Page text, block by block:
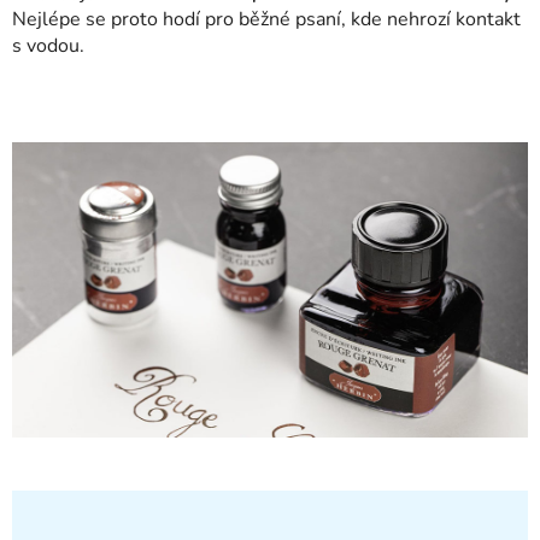
Nejlépe se proto hodí pro běžné psaní, kde nehrozí kontakt
s vodou.